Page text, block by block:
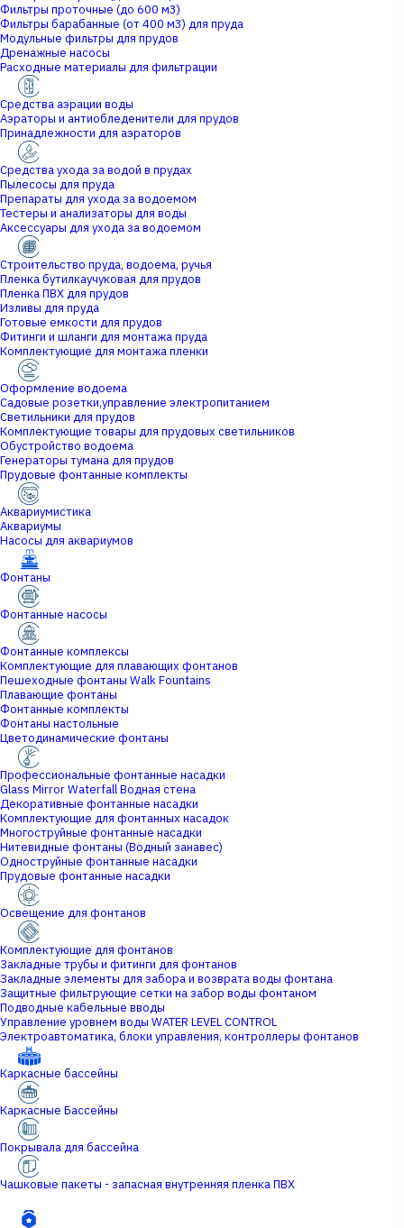
Фильтры проточные (до 600 м3)
Фильтры барабанные (от 400 м3) для пруда
Модульные фильтры для прудов
Дренажные насосы
Расходные материалы для фильтрации
Средства аэрации воды
Аэраторы и антиобледенители для прудов
Принадлежности для аэраторов
Средства ухода за водой в прудах
Пылесосы для пруда
Препараты для ухода за водоемом
Тестеры и анализаторы для воды
Аксессуары для ухода за водоемом
Строительство пруда, водоема, ручья
Пленка бутилкаучуковая для прудов
Пленка ПВХ для прудов
Изливы для пруда
Готовые емкости для прудов
Фитинги и шланги для монтажа пруда
Комплектующие для монтажа пленки
Оформление водоема
Садовые розетки,управление электропитанием
Светильники для прудов
Комплектующие товары для прудовых светильников
Обустройство водоема
Генераторы тумана для прудов
Прудовые фонтанные комплекты
Аквариумистика
Аквариумы
Насосы для аквариумов
Фонтаны
Фонтанные насосы
Фонтанные комплексы
Комплектующие для плавающих фонтанов
Пешеходные фонтаны Walk Fountains
Плавающие фонтаны
Фонтанные комплекты
Фонтаны настольные
Цветодинамические фонтаны
Профессиональные фонтанные насадки
Glass Mirror Waterfall Водная стена
Декоративные фонтанные насадки
Комплектующие для фонтанных насадок
Многоструйные фонтанные насадки
Нитевидные фонтаны (Водный занавес)
Одноструйные фонтанные насадки
Прудовые фонтанные насадки
Освещение для фонтанов
Комплектующие для фонтанов
Закладные трубы и фитинги для фонтанов
Закладные элементы для забора и возврата воды фонтана
Защитные фильтрующие сетки на забор воды фонтаном
Подводные кабельные вводы
Управление уровнем воды WATER LEVEL CONTROL
Электроавтоматика, блоки управления, контроллеры фонтанов
Каркасные бассейны
Каркасные Бассейны
Покрывала для бассейна
Чашковые пакеты - запасная внутренняя пленка ПВХ